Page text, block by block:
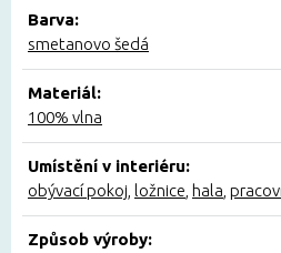
Barva:
smetanovo šedá
Materiál:
100% vlna
Umístění v interiéru:
obývací pokoj ložnice hala
Způsob výroby: